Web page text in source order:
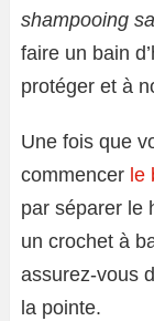
shampooing
faire un bain
protéger et à
Une fois que
commencer le
par séparer le
un crochet à
assurez-vous
la pointe.